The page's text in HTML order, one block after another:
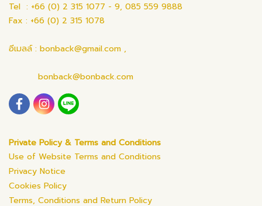
Tel : +66 (0) 2 315 1077 - 9, 085 559 9888
Fax : +66 (0) 2 315 1078
อีเมลล์ : bonback@gmail.com ,
bonback@bonback.com
Private Policy & Terms and Conditions
Use of Website Terms and Conditions
Privacy Notice
Cookies Policy
Terms, Conditions and Return Policy